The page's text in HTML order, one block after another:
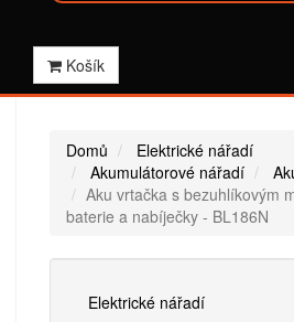
Košík
Domů
Elektrické nářadí
Akumulátorové nářadí
Aku vrtačka s bezuhlíkovým
baterie a nabíječky - BL186N
Elektrické nářadí